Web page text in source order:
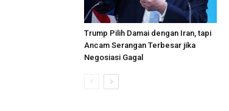
Trump Pilih Damai dengan Iran, tapi
Ancam Serangan Terbesar jika
Negosiasi Gagal